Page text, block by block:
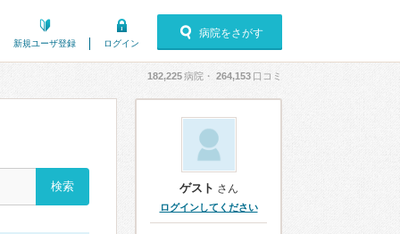
新規ユーザ登録 ログイン
病院をさがす
182,225病院・ 264,153 口コミ
ゲスト さん
ログインしてください